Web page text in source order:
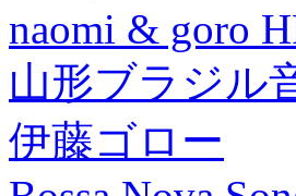
naomi & goro
山形ブラジル
伊藤ゴロー